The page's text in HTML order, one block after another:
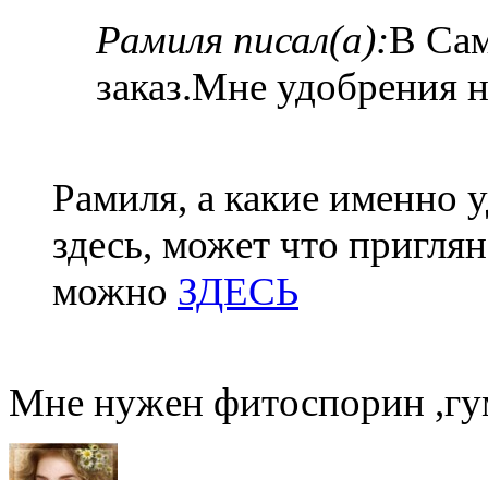
Рамиля писал(а):В
заказ.Мне удобрения
Рамиля, а какие именно
здесь, может что
можно ЗДЕСЬ
Мне нужен фитоспорин